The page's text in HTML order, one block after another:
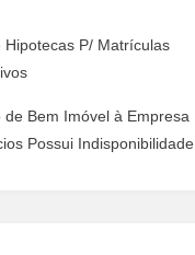
Hipotecas P/ Matrículas
de Bem Imóvel à Empresa
Possui Indisponibilidade